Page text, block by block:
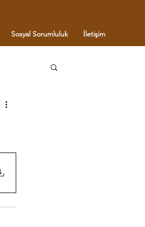
Sosyal Sorumluluk İletişim